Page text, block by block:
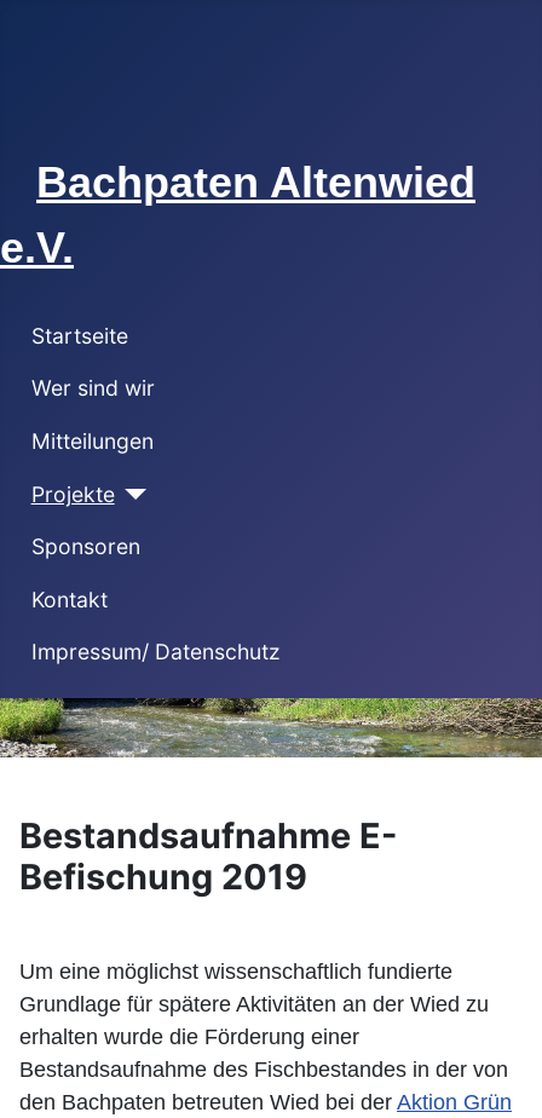
Bachpaten Altenwied
e.V.
Startseite
Wer sind wir
Mitteilungen
Projekte
Sponsoren
Kontakt
Impressum/ Datenschutz
Bestandsaufnahme E-
Befischung 2019
Um eine möglichst wissenschaftlich fundierte
Grundlage für spätere Aktivitäten an der Wied zu
erhalten wurde die Förderung einer
Bestandsaufnahme des Fischbestandes in der von
den Bachpaten betreuten Wied bei der Aktion Grün